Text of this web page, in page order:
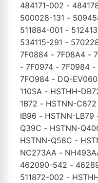
484171-002 -
500028-131 -
511884-001 -
534115-291 -
7F0884 - 7F08A4 -
- 7F0974 - 7F0984 -
7FO984 - DQ-
110SA - HSTHH-
1B72 - HSTNN-C872
IB96 - HSTNN-LB79
Q39C - HSTNN-
HSTNN-Q58C -
NC273AA -
462090-542 -
511872-002 -